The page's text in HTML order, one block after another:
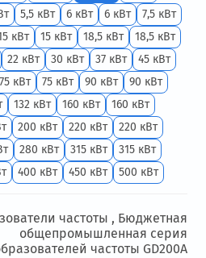
5,5 кВт 6 кВт 6 кВт
7,5 кВт
кВт 15 кВт 18,5 кВт
18,5 кВт
22 кВт 30 кВт 37 кВт
45 кВт
75 кВт 75 кВт 90 кВт
90 кВт
132 кВт 160 кВт
160 кВт
200 кВт 220 кВт
220 кВт
280 кВт 315 кВт
315 кВт
400 кВт 450 кВт 500 кВт
частоты , Бюджетная
общепромышленная серия
частоты GD200А